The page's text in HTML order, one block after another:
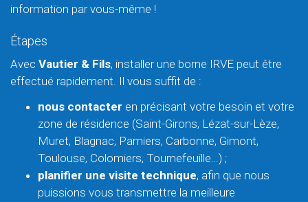
information par vous-même !
Étapes
Avec Vautier & Fils, installer une borne IRVE peut être
effectué rapidement. Il vous suffit de :
nous contacter en précisant votre besoin et votre
zone de résidence (Saint-Girons, Lézat-sur-Lèze,
Muret, Blagnac, Pamiers, Carbonne, Gimont,
Toulouse, Colomiers, Tournefeuille…) ;
planifier une visite technique, afin que nous
puissions vous transmettre la meilleure